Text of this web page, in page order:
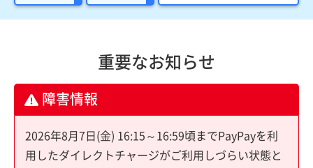
重要なお知らせ
障害情報
2026年8月7日(金) 16:15～16:59頃までPayPayを利
用したダイレクトチャージがご利用しづらい状態と